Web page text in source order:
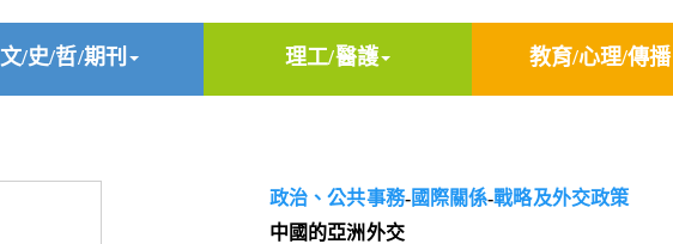
文/史/哲/期刊 理工/醫護 教育/心理/傳播
政治、公共事務-國際關係-戰略及外交政策
中國的亞洲外交